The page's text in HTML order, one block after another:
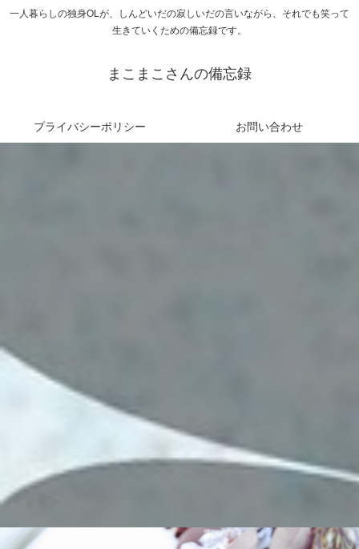
一人暮らしの独身OLが、しんどいだの寂しいだの言いながら、それでも笑って
生きていくための備忘録です。
まこまこさんの備忘録
プライバシーポリシー お問い合わせ